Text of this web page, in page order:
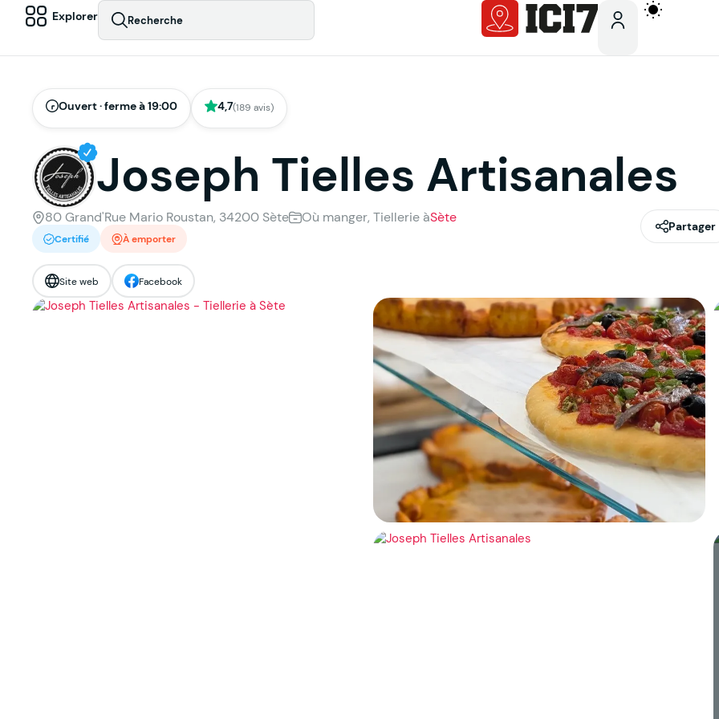
Explorer Recherche
Ouvert · ferme à 19:00 4,7(189 avis)
Joseph Tielles Artisanales
80 Grand'Rue Mario Roustan, 34200 Sète Où manger, Tiellerie àSète
Certifié À emporter
Site web Facebook
Partager